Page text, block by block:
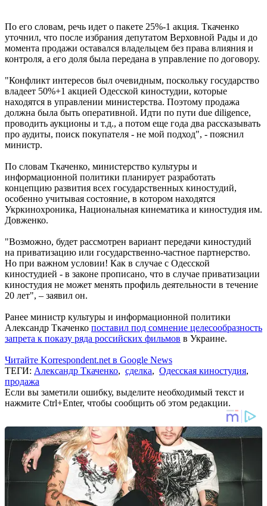
По его словам, речь идет о пакете 25%-1 акция. Ткаченко
уточнил, что после избрания депутатом Верховной Рады и до
момента продажи оставался владельцем без права влияния и
контроля, а его доля была передана в управление по договору.
"Конфликт интересов был очевидным, поскольку государство
владеет 50%+1 акцией Одесской киностудии, которые
находятся в управлении министерства. Поэтому продажа
должна была быть оперативной. Идти по пути due diligence,
проводить аукционы и т.д., а потом еще года два рассказывать
про аудиты, поиск покупателя - не мой подход", - пояснил
министр.
По словам Ткаченко, министерство культуры и
информационной политики планирует разработать
концепцию развития всех государственных киностудий,
особенно учитывая состояние, в котором находятся
Укркинохроника, Национальная кинематика и киностудия им.
Довженко.
"Возможно, будет рассмотрен вариант передачи киностудий
на приватизацию или государственно-частное партнерство.
Но при важном условии! Как в случае с Одесской
киностудией - в законе прописано, что в случае приватизации
киностудия не может менять профиль деятельности в течение
20 лет", – заявил он.
Ранее министр культуры и информационной политики
Александр Ткаченко поставил под сомнение целесообразность
запрета к показу ряда российских фильмов в Украине.
Читайте Korrespondent.net в Google News
ТЕГИ: Александр Ткаченко, сделка, Одесская киностудия,
продажа
Если вы заметили ошибку, выделите необходимый текст и
нажмите Ctrl+Enter, чтобы сообщить об этом редакции.